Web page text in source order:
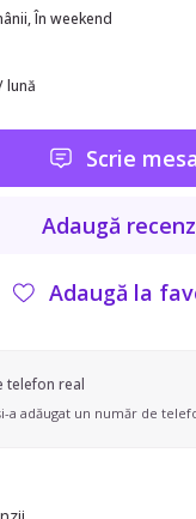
În weekend
lună
Scrie
Adaugă
Adaugă la
telefon real
a adăugat un număr de